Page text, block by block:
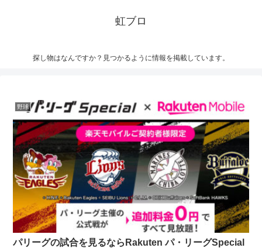
虹ブロ
探し物はなんですか？見つかるように情報を掲載しています。
野球
パリーグの試合を見るならRakuten パ・リーグSpecial